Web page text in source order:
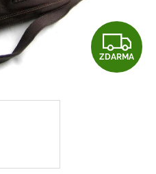
Z
D
ZDARMA